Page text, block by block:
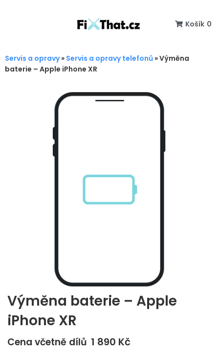
Košík 0
Servis a opravy» Servis a opravy telefonů »Výměna
baterie – Apple iPhone XR
Výměna baterie – Apple
iPhone XR
Cena včetně dílů 1 890 Kč